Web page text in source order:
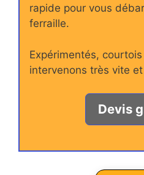
rapide pour vous
ferraille.
Expérimentés,
intervenons très vite
Devis